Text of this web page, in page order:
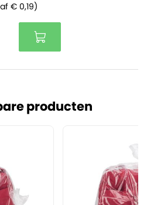
€ 0,19)
producten